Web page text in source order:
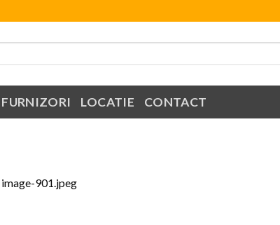
FURNIZORI LOCATIE CONTACT
image-901.jpeg